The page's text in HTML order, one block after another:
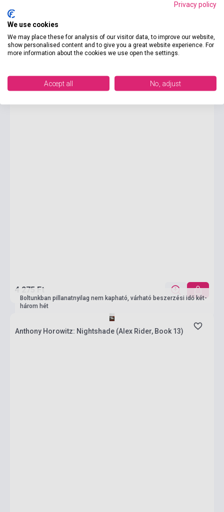
5 150 Ft
Készlet: 1-10 darab
4 275 Ft
Boltunkban pillanatnyilag nem kapható, várható beszerzési idő két-
három hét
Anthony Horowitz: Nightshade (Alex Rider, Book 13)
Privacy policy
We use cookies
We may place these for analysis of our visitor data, to improve our website,
show personalised content and to give you a great website experience. For
more information about the cookies we use open the settings.
Accept all No, adjust